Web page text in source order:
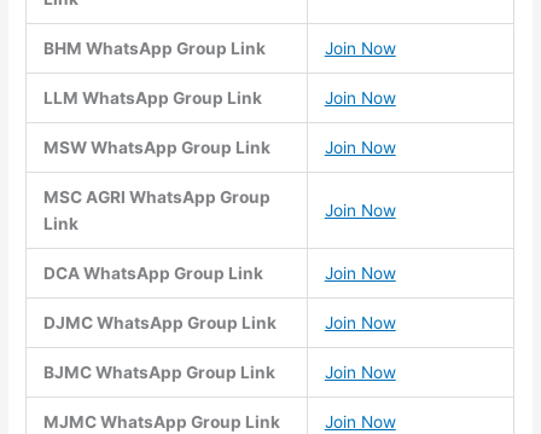
BHM WhatsApp Group Link Join Now
LLM WhatsApp Group Link Join Now
MSW WhatsApp Group Link Join Now
MSC AGRI WhatsApp Group
Link
Join Now
DCA WhatsApp Group Link Join Now
DJMC WhatsApp Group Link Join Now
BJMC WhatsApp Group Link Join Now
MJMC WhatsApp Group Link Join Now